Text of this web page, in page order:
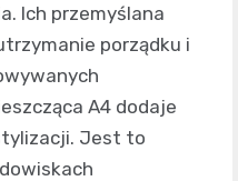
Ich przemyślana
porządku i
A4 dodaje
Jest to